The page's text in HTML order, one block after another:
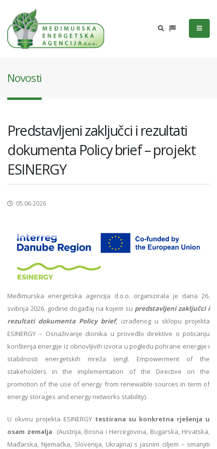
Novosti
Predstavljeni zaključci i rezultati
dokumenta Policy brief – projekt
ESINERGY
05.06.2026
Međimurska energetska agencija d.o.o. organizirala je dana 26.
svibnja 2026. godine događaj na kojem su predstavljeni zaključci i
rezultati dokumenta Policy brief, izrađenog u sklopu projekta
ESINERGY – Osnaživanje dionika u provedbi direktive o poticanju
korištenja energije iz obnovljivih izvora u pogledu pohrane energije i
stabilnosti energetskih mreža (engl. Empowerment of the
stakeholders in the implementation of the Directive on the
promotion of the use of energy from renewable sources in term of
energy storages and energy networks stability).
U okviru projekta ESINERGY testirana su konkretna rješenja u
osam zemalja (Austrija, Bosna i Hercegovina, Bugarska, Hrvatska,
Mađarska, Njemačka, Slovenija, Ukrajina) s jasnim ciljem – smanjiti